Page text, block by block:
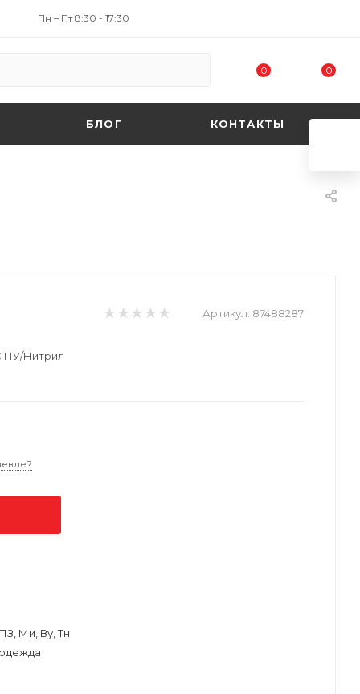
Пн – Пт 8:30 - 17:30
0 0
БЛОГ КОНТАКТЫ
Артикул: 87488287
ПУ/Нитрил
Ми, Ву, Тн